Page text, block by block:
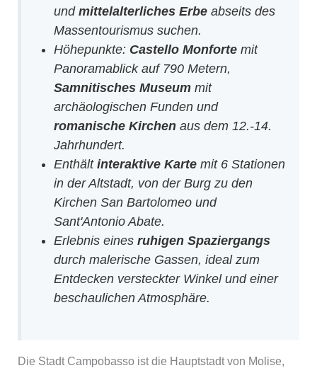
undmittelalterliches Erbe abseits des
Massentourismus suchen.
Höhepunkte: Castello Monforte mit
Panoramablick auf 790 Metern,
Samnitisches Museum mit
archäologischen Funden und
romanische Kirchen aus dem 12.-14.
Jahrhundert.
Enthältinteraktive Karte mit 6 Stationen
in der Altstadt, von der Burg zu den
Kirchen San Bartolomeo und
Sant'Antonio Abate.
Erlebnis einesruhigen Spaziergangs
durch malerische Gassen, ideal zum
Entdecken versteckter Winkel und einer
beschaulichen Atmosphäre.
Die Stadt Campobasso ist die Hauptstadt von Molise,